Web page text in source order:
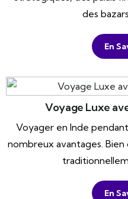
des
En
Voyage Luxe
Voyager en Inde
nombreux avantages.
En